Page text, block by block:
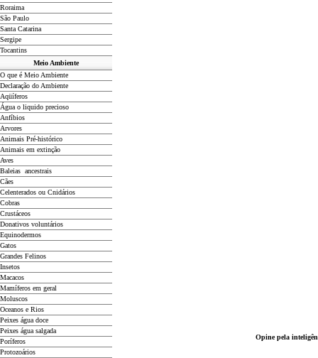
Roraima
São Paulo
Santa Catarina
Sergipe
Tocantins
Meio Ambiente
O que é Meio Ambiente
Declaração do Ambiente
Aqüíferos
Água o liquido precioso
Anfíbios
Arvores
Animais Pré-histórico
Animais em extinção
Aves
Baleias ancestrais
Cães
Celenterados ou Cnidários
Cobras
Crustáceos
Donativos voluntários
Equinodermos
Gatos
Grandes Felinos
Insetos
Macacos
Mamíferos em geral
Moluscos
Oceanos e Rios
Peixes água doce
Peixes água salgada
Poríferos
Protozoários
Opine pela